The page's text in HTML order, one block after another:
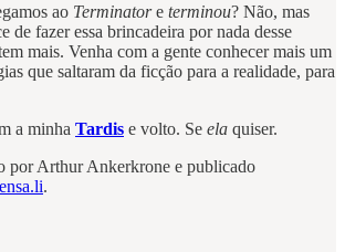
ao Terminatore terminou? Não, mas
de fazer essa brincadeira por nada desse
mais. Venha com a gente conhecer mais um
que saltaram da ficção para a realidade, para
a minha Tardis e volto. Se ela quiser.
por Arthur Ankerkrone e publicado
.